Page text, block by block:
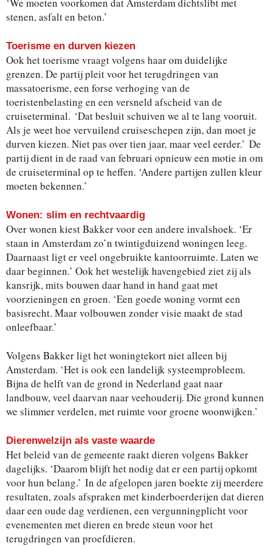
stenen, asfalt en beton.’
Toerisme en durven kiezen
Ook het toerisme vraagt volgens haar om duidelijke
grenzen. De partij pleit voor het terugdringen van
massatoerisme, een forse verhoging van de
toeristenbelasting en een versneld afscheid van de
cruiseterminal. ‘Dat besluit schuiven we al te lang vooruit.
Als je weet hoe vervuilend cruiseschepen zijn, dan moet je
durven kiezen. Niet pas over tien jaar, maar veel eerder.’ De
partij dient in de raad van februari opnieuw een motie in om
de cruiseterminal op te heffen. ‘Andere partijen zullen kleur
moeten bekennen.’
Wonen: slim en rechtvaardig
Over wonen kiest Bakker voor een andere invalshoek. ‘Er
staan in Amsterdam zo’n twintigduizend woningen leeg.
Daarnaast ligt er veel ongebruikte kantoorruimte. Laten we
daar beginnen.’ Ook het westelijk havengebied ziet zij als
kansrijk, mits bouwen daar hand in hand gaat met
voorzieningen en groen. ‘Een goede woning vormt een
basisrecht. Maar volbouwen zonder visie maakt de stad
onleefbaar.’
Volgens Bakker ligt het woningtekort niet alleen bij
Amsterdam. ‘Het is ook een landelijk systeemprobleem.
Bijna de helft van de grond in Nederland gaat naar
landbouw, veel daarvan naar veehouderij. Die grond kunnen
we slimmer verdelen, met ruimte voor groene woonwijken.’
Dierenwelzijn als vaste waarde
Het beleid van de gemeente raakt dieren volgens Bakker
dagelijks. ‘Daarom blijft het nodig dat er een partij opkomt
voor hun belang.’ In de afgelopen jaren boekte zij meerdere
resultaten, zoals afspraken met kinderboerderijen dat dieren
daar een oude dag verdienen, een vergunningplicht voor
evenementen met dieren en brede steun voor het
terugdringen van proefdieren.